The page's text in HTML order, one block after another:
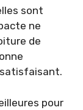
sont
ne
de
pour